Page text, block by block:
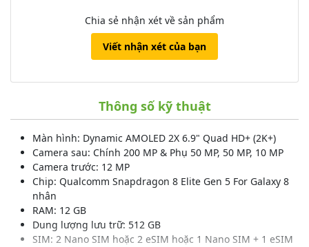
Chia sẻ nhận xét về sản phẩm
Viết nhận xét của bạn
Thông số kỹ thuật
Màn hình: Dynamic AMOLED 2X 6.9" Quad HD+ (2K+)
Camera sau: Chính 200 MP & Phụ 50 MP, 50 MP, 10 MP
Camera trước: 12 MP
Chip: Qualcomm Snapdragon 8 Elite Gen 5 For Galaxy 8
nhân
RAM: 12 GB
Dung lượng lưu trữ: 512 GB
SIM: 2 Nano SIM hoặc 2 eSIM hoặc 1 Nano SIM + 1 eSIM